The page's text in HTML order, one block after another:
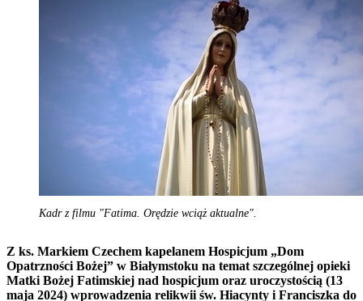
Kadr z filmu "Fatima. Orędzie wciąż aktualne".
Z ks. Markiem Czechem kapelanem Hospicjum „Dom
Opatrzności Bożej” w Białymstoku na temat szczególnej opieki
Matki Bożej Fatimskiej nad hospicjum oraz uroczystością (13
maja 2024) wprowadzenia relikwii św. Hiacynty i Franciszka do